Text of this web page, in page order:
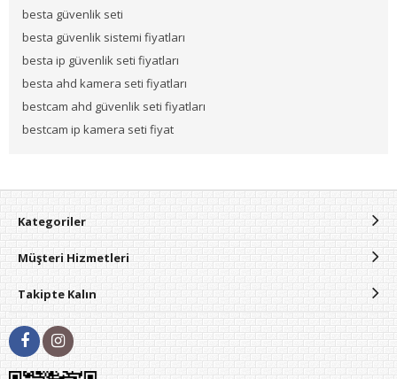
besta güvenlik seti
besta güvenlik sistemi fiyatları
besta ip güvenlik seti fiyatları
besta ahd kamera seti fiyatları
bestcam ahd güvenlik seti fiyatları
bestcam ip kamera seti fiyat
Kategoriler
Müşteri Hizmetleri
Takipte Kalın